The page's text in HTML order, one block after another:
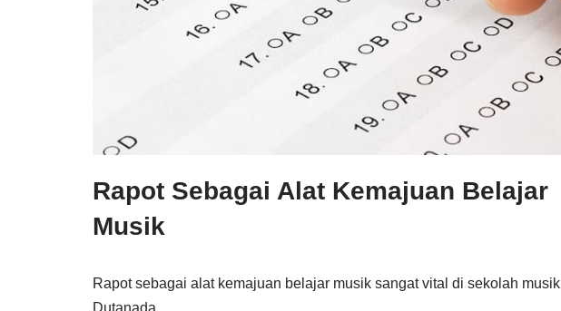
Rapot Sebagai Alat Kemajuan Belajar
Musik
Rapot sebagai alat kemajuan belajar musik sangat vital di sekolah musik